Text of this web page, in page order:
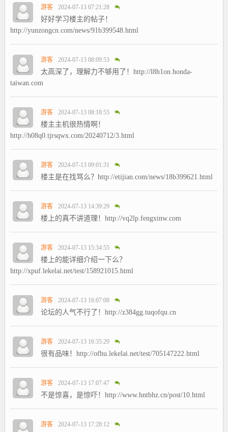
游客 2024-07-13 07:21:28
好好学习楼主的帖子！
http://yunzongcn.com/news/91b399548.html
游客 2024-07-13 08:09:53
太高深了，理解力不够用了！http://l8h1on.honda-
taiwan.com
游客 2024-07-13 08:18:55
楼主主机很热情啊！
http://h08q0.tjrsqwx.com/20240712/3.html
游客 2024-07-13 09:01:31
楼主是在找骂么？http://etijian.com/news/18b399621.html
游客 2024-07-13 14:39:29
楼上的真不讲道理！http://vq2lp.fengxinw.com
游客 2024-07-13 15:34:55
楼上的能详细介绍一下么？
http://xpuf.lekelai.net/test/158921015.html
游客 2024-07-13 16:07:08
论坛的人气不行了！http://z384gg.tuqofqu.cn
游客 2024-07-13 16:35:29
很有品味！http://ofhu.lekelai.net/test/705147222.html
游客 2024-07-13 17:07:47
不是惊喜，是惊吓！http://www.hntbhz.cn/post/10.html
游客 2024-07-13 17:28:12